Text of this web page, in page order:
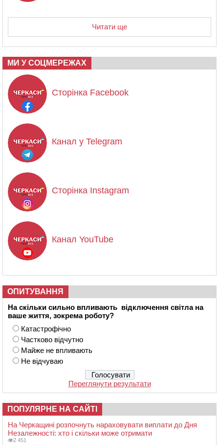
Читати ще
МИ У СОЦМЕРЕЖАХ
Сторінка Facebook
Канал у Telegram
Сторінка Instagram
Канал YouTube
ОПИТУВАННЯ
На скільки сильно впливають відключення світла на
ваше життя, зокрема роботу?
Катастрофічно
Частково відчутно
Майже не впливають
Не відчуваю
Переглянути результати
ПОПУЛЯРНЕ НА САЙТІ
На Черкащині розпочнуть нараховувати виплати до Дня
Незалежності: хто і скільки може отримати
2 451